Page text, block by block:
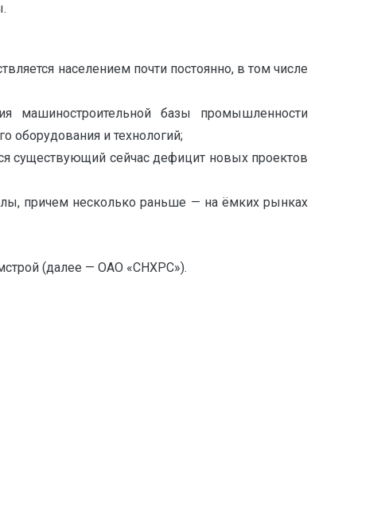
населением почти постоянно, в том числе
машиностроительной базы промышленности
оборудования и технологий;
существующий сейчас дефицит новых проектов
причем несколько раньше — на ёмких рынках
(далее — ОАО «СНХРС»).